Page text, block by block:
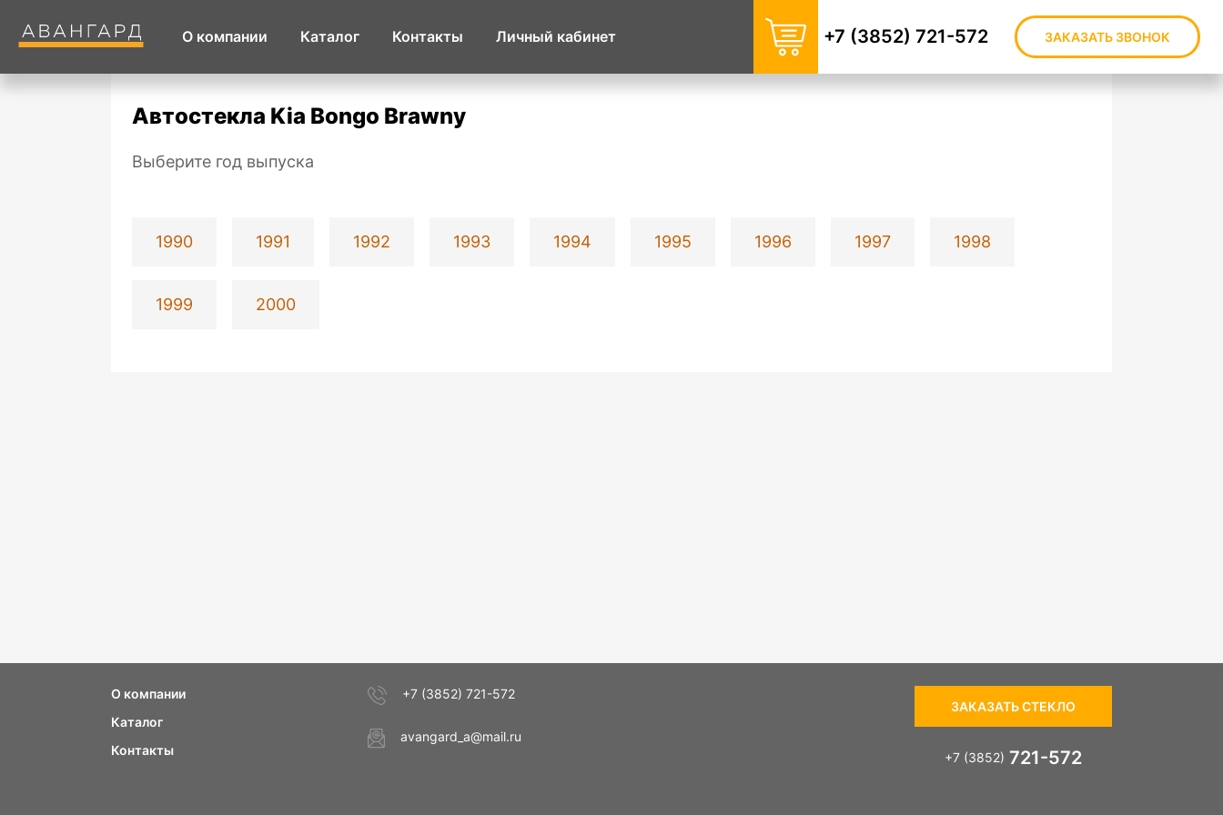
О компании Каталог Контакты Личный кабинет +7 (3852) 721-572 ЗАКАЗАТЬ ЗВОНОК
Автостекла Kia Bongo Brawny
Выберите год выпуска
1990 1991 1992 1993 1994 1995 1996 1997 1998
1999 2000
О компании
Каталог
Контакты
+7 (3852) 721-572
avangard_a@mail.ru
ЗАКАЗАТЬ СТЕКЛО
+7 (3852) 721-572